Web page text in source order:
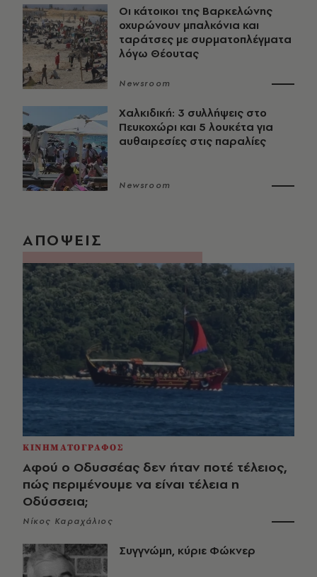
Οι κάτοικοι της Βαρκελώνης
οχυρώνουν μπαλκόνια και
ταράτσες με συρματοπλέγματα
λόγω Θέουτας
Newsroom
Χαλκιδική: 3 συλλήψεις στο
Πευκοχώρι και 5 λουκέτα για
αυθαιρεσίες στις παραλίες
Newsroom
ΑΠΟΨΕΙΣ
ΚΙΝΗΜΑΤΟΓΡΑΦΟΣ
Αφού ο Οδυσσέας δεν ήταν ποτέ τέλειος,
πώς περιμένουμε να είναι τέλεια η
Οδύσσεια;
Νίκος Καραχάλιος
Συγγνώμη, κύριε Φώκνερ